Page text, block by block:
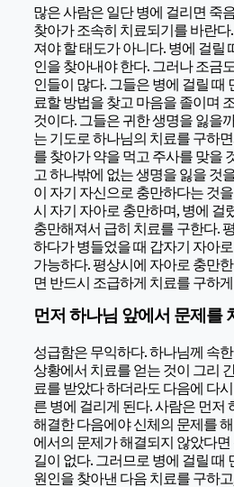
많은 사람은 일단 병에 걸리면 죽
찾아가 조속히 치료되기를 바란
져야 할 태도가 아니다. 병에 걸릴
인을 찾아내야 한다. 그러나 조금
인들이 많다. 그들은 병에 걸릴 때
료할 방법을 찾고 마음을 졸이며
것이다. 그들은 귀한 생명을 잃을
는 기도로 하나님의 치료를 구하
를 찾아가 약을 먹고 주사를 맞을
고 하나밖에 없는 생명을 잃을 것
이 자기 자신으로 충만하다는 것
시 자기 자아로 충만하며, 병에 걸
충만해져서 급히 치료를 구한다.
하다가 병들었을 때 갑자기 자아
가능하다. 평상시에 자아로 충만
면 반드시 조급하게 치료를 구하
먼저 하나님 앞에서 문제를
성급함은 무익하다. 하나님께 속
상황에서 치료를 얻는 것이 그리
료를 받았다 하더라도 다음에 다
른 병에 걸리게 된다. 사람은 먼저
해결한 다음에야 신체의 문제를
에서의 문제가 해결되지 않았다
길이 없다. 그러므로 병에 걸릴 때
원인을 찾아낸 다음 치료를 구하